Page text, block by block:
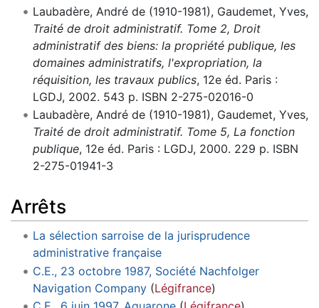
Laubadère, André de (1910-1981), Gaudemet, Yves,
Traité de droit administratif. Tome 2, Droit
administratif des biens: la propriété publique, les
domaines administratifs, l'expropriation, la
réquisition, les travaux publics, 12e éd. Paris :
LGDJ, 2002. 543 p. ISBN 2-275-02016-0
Laubadère, André de (1910-1981), Gaudemet, Yves,
Traité de droit administratif. Tome 5, La fonction
publique, 12e éd. Paris : LGDJ, 2000. 229 p. ISBN
2-275-01941-3
Arrêts
La sélection sarroise de la jurisprudence
administrative française
C.E., 23 octobre 1987, Société Nachfolger
Navigation Company(Légifrance)